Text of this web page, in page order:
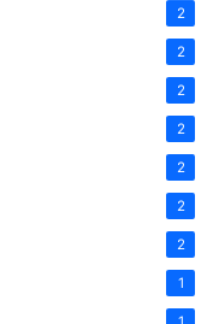
2
2
2
2
2
2
2
1